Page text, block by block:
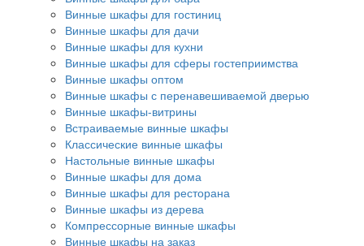
Винные шкафы для гостиниц
Винные шкафы для дачи
Винные шкафы для кухни
Винные шкафы для сферы гостеприимства
Винные шкафы оптом
Винные шкафы с перенавешиваемой дверью
Винные шкафы-витрины
Встраиваемые винные шкафы
Классические винные шкафы
Настольные винные шкафы
Винные шкафы для дома
Винные шкафы для ресторана
Винные шкафы из дерева
Компрессорные винные шкафы
Винные шкафы на заказ